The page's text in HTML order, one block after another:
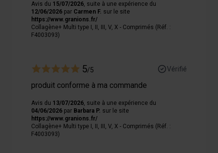
Avis du 15/07/2026, suite à une expérience du
12/06/2026 par Carmen F. sur le site
https://www.granions.fr/
Collagène+ Multi type I, II, III, V, X - Comprimés (Réf. :
F4003093)
5/5 Vérifié
produit conforme à ma commande
Avis du 13/07/2026, suite à une expérience du
04/06/2026 par Barbara P. sur le site
https://www.granions.fr/
Collagène+ Multi type I, II, III, V, X - Comprimés (Réf. :
F4003093)